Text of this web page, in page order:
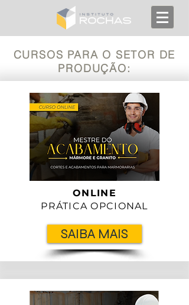
CURSOS PARA O SETOR DE
PRODUÇÃO:
ONLINE
PRÁTICA OPCIONAL
SAIBA MAIS